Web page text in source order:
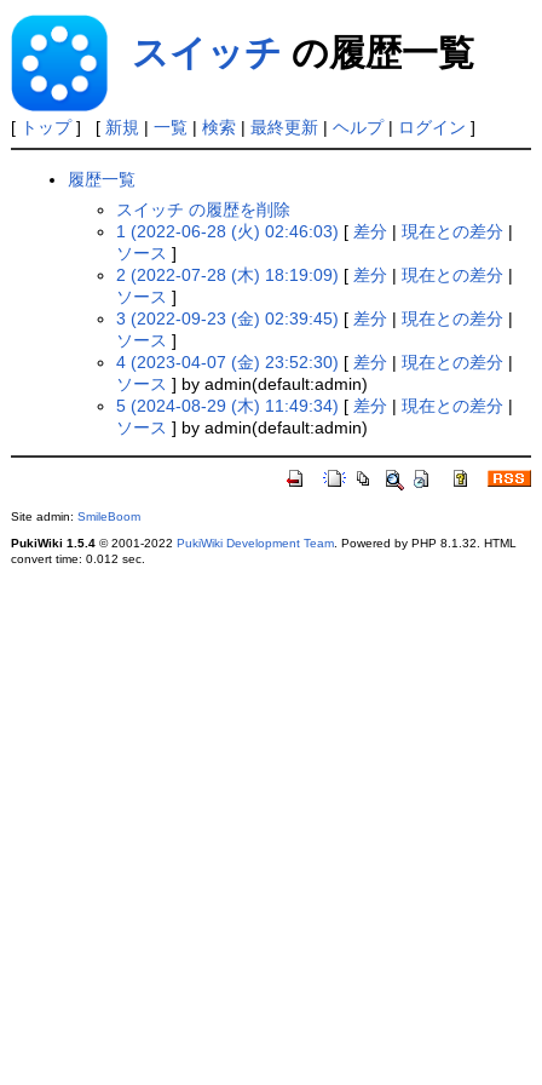
スイッチ の履歴一覧
[ トップ] [ 新規 | 一覧| 検索| 最終更新| ヘルプ| ログイン ]
履歴一覧
スイッチ の履歴を削除
1 (2022-06-28 (火) 02:46:03) [ 差分 |現在との差分 |
ソース ]
2 (2022-07-28 (木) 18:19:09) [ 差分 |現在との差分 |
ソース ]
3 (2022-09-23 (金) 02:39:45) [ 差分 |現在との差分 |
ソース ]
4 (2023-04-07 (金) 23:52:30) [ 差分 |現在との差分 |
ソース ] by admin(default:admin)
5 (2024-08-29 (木) 11:49:34) [ 差分 |現在との差分 |
ソース ] by admin(default:admin)
Site admin: SmileBoom
PukiWiki 1.5.4© 2001-2022 PukiWiki Development Team. Powered by PHP 8.1.32. HTML
convert time: 0.012 sec.